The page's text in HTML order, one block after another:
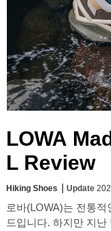
LOWA
L Review
Hiking Shoes Update
로바(LOWA)는 전통
드입니다. 하지만 지